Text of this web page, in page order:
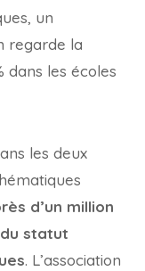
un
regarde la
dans les écoles
les deux
d’un million
statut
. L’association